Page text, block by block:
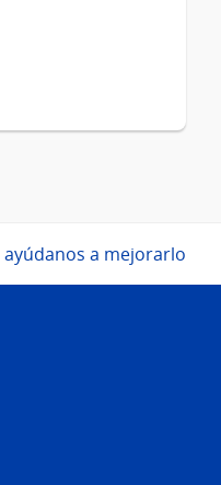
ayúdanos a mejorarlo